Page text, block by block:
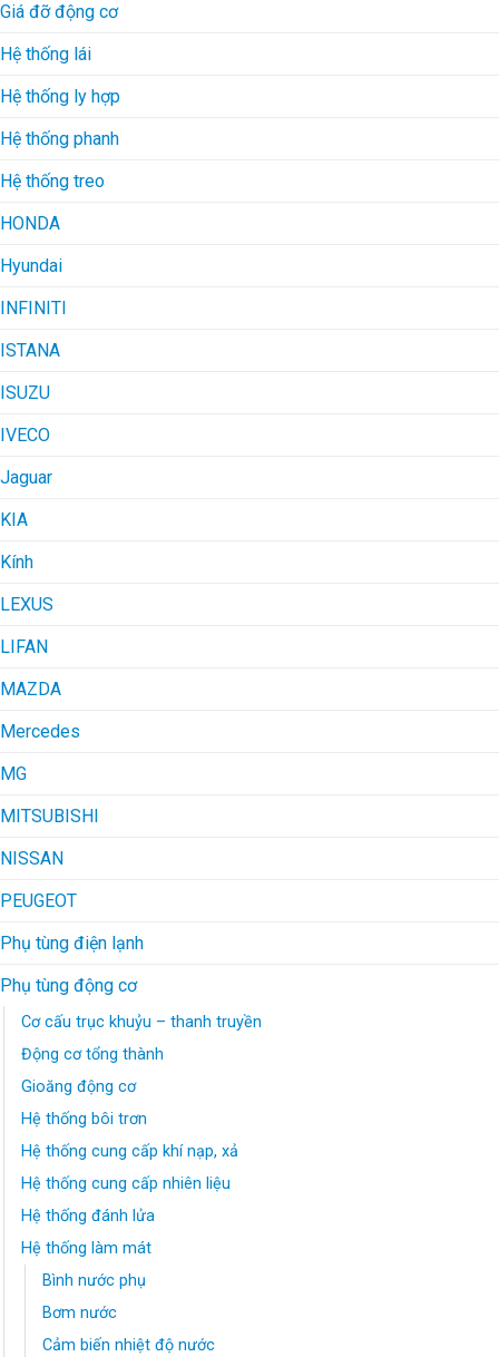
Giá đỡ động cơ
Hệ thống lái
Hệ thống ly hợp
Hệ thống phanh
Hệ thống treo
HONDA
Hyundai
INFINITI
ISTANA
ISUZU
IVECO
Jaguar
KIA
Kính
LEXUS
LIFAN
MAZDA
Mercedes
MG
MITSUBISHI
NISSAN
PEUGEOT
Phụ tùng điện lạnh
Phụ tùng động cơ
Cơ cấu trục khuỷu – thanh truyền
Động cơ tổng thành
Gioăng động cơ
Hệ thống bôi trơn
Hệ thống cung cấp khí nạp, xả
Hệ thống cung cấp nhiên liệu
Hệ thống đánh lửa
Hệ thống làm mát
Bình nước phụ
Bơm nước
Cảm biến nhiệt độ nước